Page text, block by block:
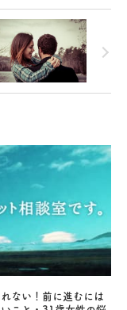
ない！前に進むには